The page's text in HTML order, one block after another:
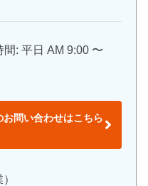
間: 平日 AM 9:00 〜
問い合わせはこちら